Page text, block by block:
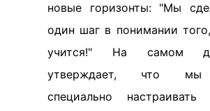
новые горизонты: "Мы
один шаг в понимании
учится!" На самом
утверждает, что
специально настраивать